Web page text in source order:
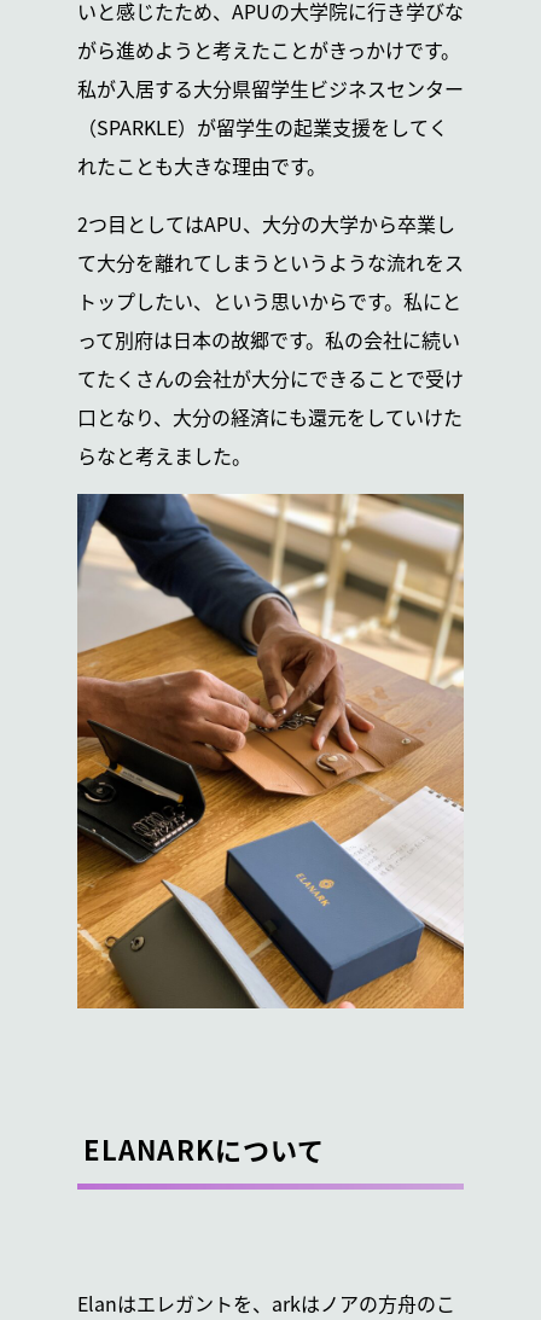
いと感じたため、APUの大学院に行き学びな
がら進めようと考えたことがきっかけです。
私が入居する大分県留学生ビジネスセンター
（SPARKLE）が留学生の起業支援をしてく
れたことも大きな理由です。
2つ目としてはAPU、大分の大学から卒業し
て大分を離れてしまうというような流れをス
トップしたい、という思いからです。私にと
って別府は日本の故郷です。私の会社に続い
てたくさんの会社が大分にできることで受け
口となり、大分の経済にも還元をしていけた
らなと考えました。
ELANARKについて
Elanはエレガントを、arkはノアの方舟のこ